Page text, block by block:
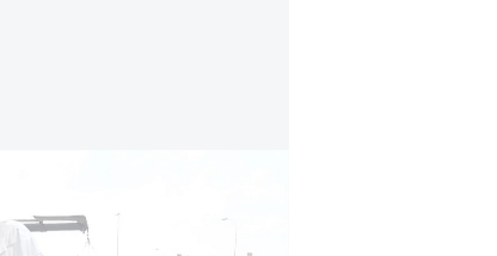
זירה קשה מאוד: תאונת דרכים
"כמו כן הענקנו סיוע רפואי
כוחות כיבוי פעלו בזירה עקב